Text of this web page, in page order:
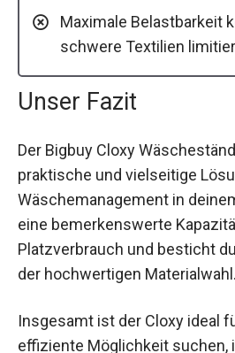
Maximale Belastbarkeit
schwere Textilien
Unser Fazit
Der Bigbuy Cloxy
praktische und vielseitige
Wäschemanagement in
eine bemerkenswerte
Platzverbrauch und besticht
der hochwertigen Materialwahl.
Insgesamt ist der Cloxy ideal
effiziente Möglichkeit suchen,